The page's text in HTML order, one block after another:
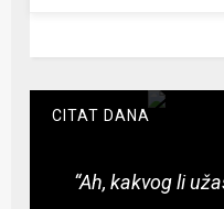
CITAT DANA
“Ah, kakvog li